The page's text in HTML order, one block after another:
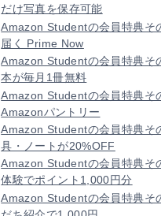
だけ写真を保存可能
Amazon Studentの会員特典
届く Prime Now
Amazon Studentの会員特典
本が毎月1冊無料
Amazon Studentの会員特典
Amazonパントリー
Amazon Studentの会員特典
具・ノートが20%OFF
Amazon Studentの会員特典
体験でポイント1,000円分
Amazon Studentの会員特典